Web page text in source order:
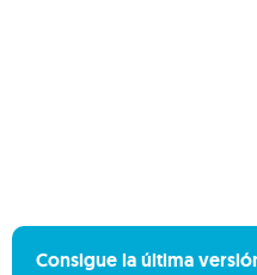
Consigue la última